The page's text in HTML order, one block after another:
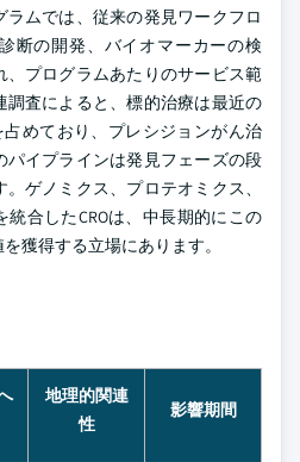
ムでは、従来の発見ワークフロ
断の開発、バイオマーカーの検
プログラムあたりのサービス範
調査によると、標的治療は最近の
占めており、プレシジョンがん治
イプラインは発見フェーズの段
ゲノミクス、プロテオミクス、
合したCROは、中長期的にこの
獲得する立場にあります。
地理的関連
性
影響期間